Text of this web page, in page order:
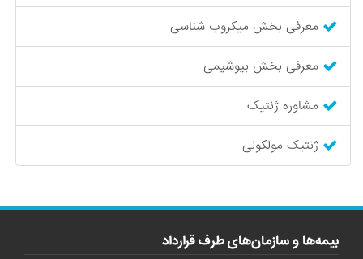
معرفی بخش میکروب شناسی
معرفی بخش بیوشیمی
مشاوره ژنتیک
ژنتیک مولکولی
بیمه‌ها و سازمان‌های طرف قرارداد